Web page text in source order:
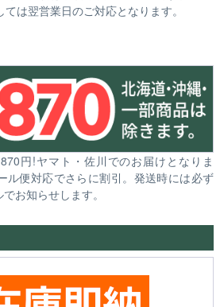
は翌営業日のご対応となります。
円!ヤマト・佐川でのお届けとなりま
ル便対応でさらに割引。発送時には必ず
お知らせします。